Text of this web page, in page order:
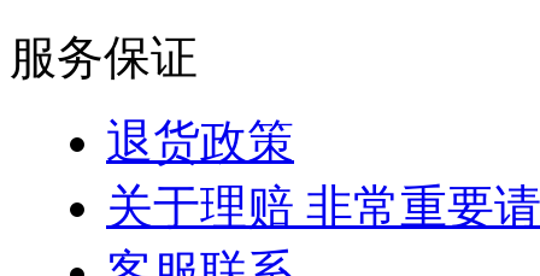
服务保证
退货政策
关于理赔 非常重要